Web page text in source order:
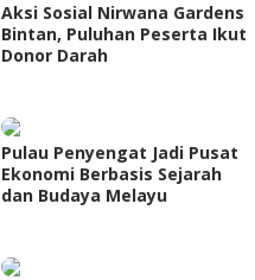
Aksi Sosial Nirwana Gardens
Bintan, Puluhan Peserta Ikut
Donor Darah
Pulau Penyengat Jadi Pusat
Ekonomi Berbasis Sejarah
dan Budaya Melayu